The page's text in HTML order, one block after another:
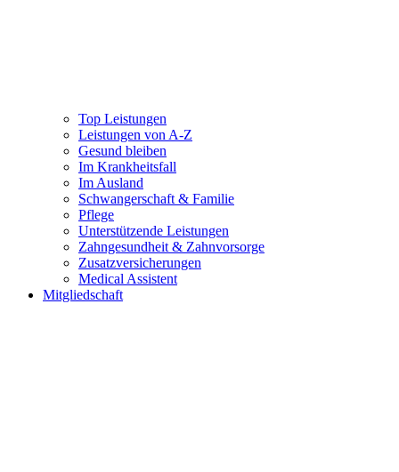
Top Leistungen
Leistungen von A-Z
Gesund bleiben
Im Krankheitsfall
Im Ausland
Schwangerschaft & Familie
Pflege
Unterstützende Leistungen
Zahngesundheit & Zahnvorsorge
Zusatzversicherungen
Medical Assistent
Mitgliedschaft